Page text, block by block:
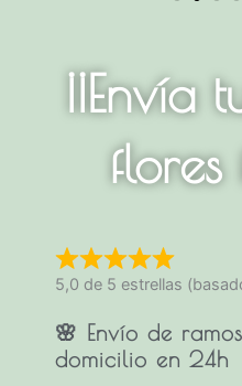
flores
5,0 de 5 estrellas
🌸 Envío de
domicilio en 24h